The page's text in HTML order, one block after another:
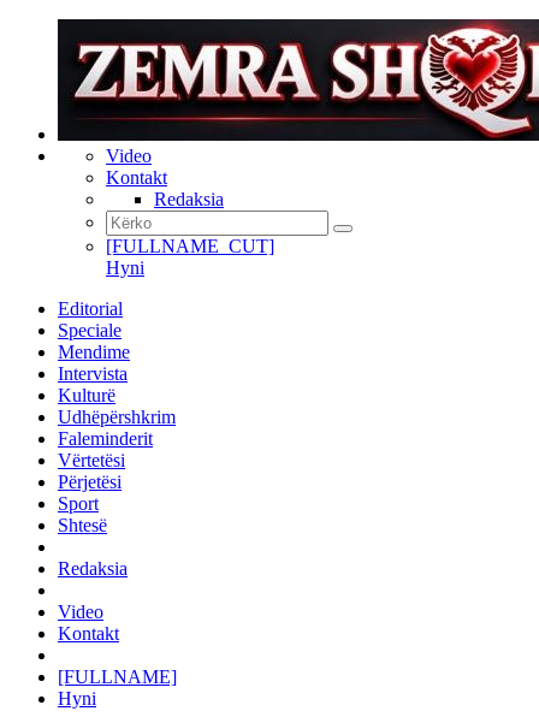
Video
Kontakt
Redaksia
[FULLNAME_CUT]
Hyni
Editorial
Speciale
Mendime
Intervista
Kulturë
Udhëpërshkrim
Faleminderit
Vërtetësi
Përjetësi
Sport
Shtesë
Redaksia
Video
Kontakt
[FULLNAME]
Hyni